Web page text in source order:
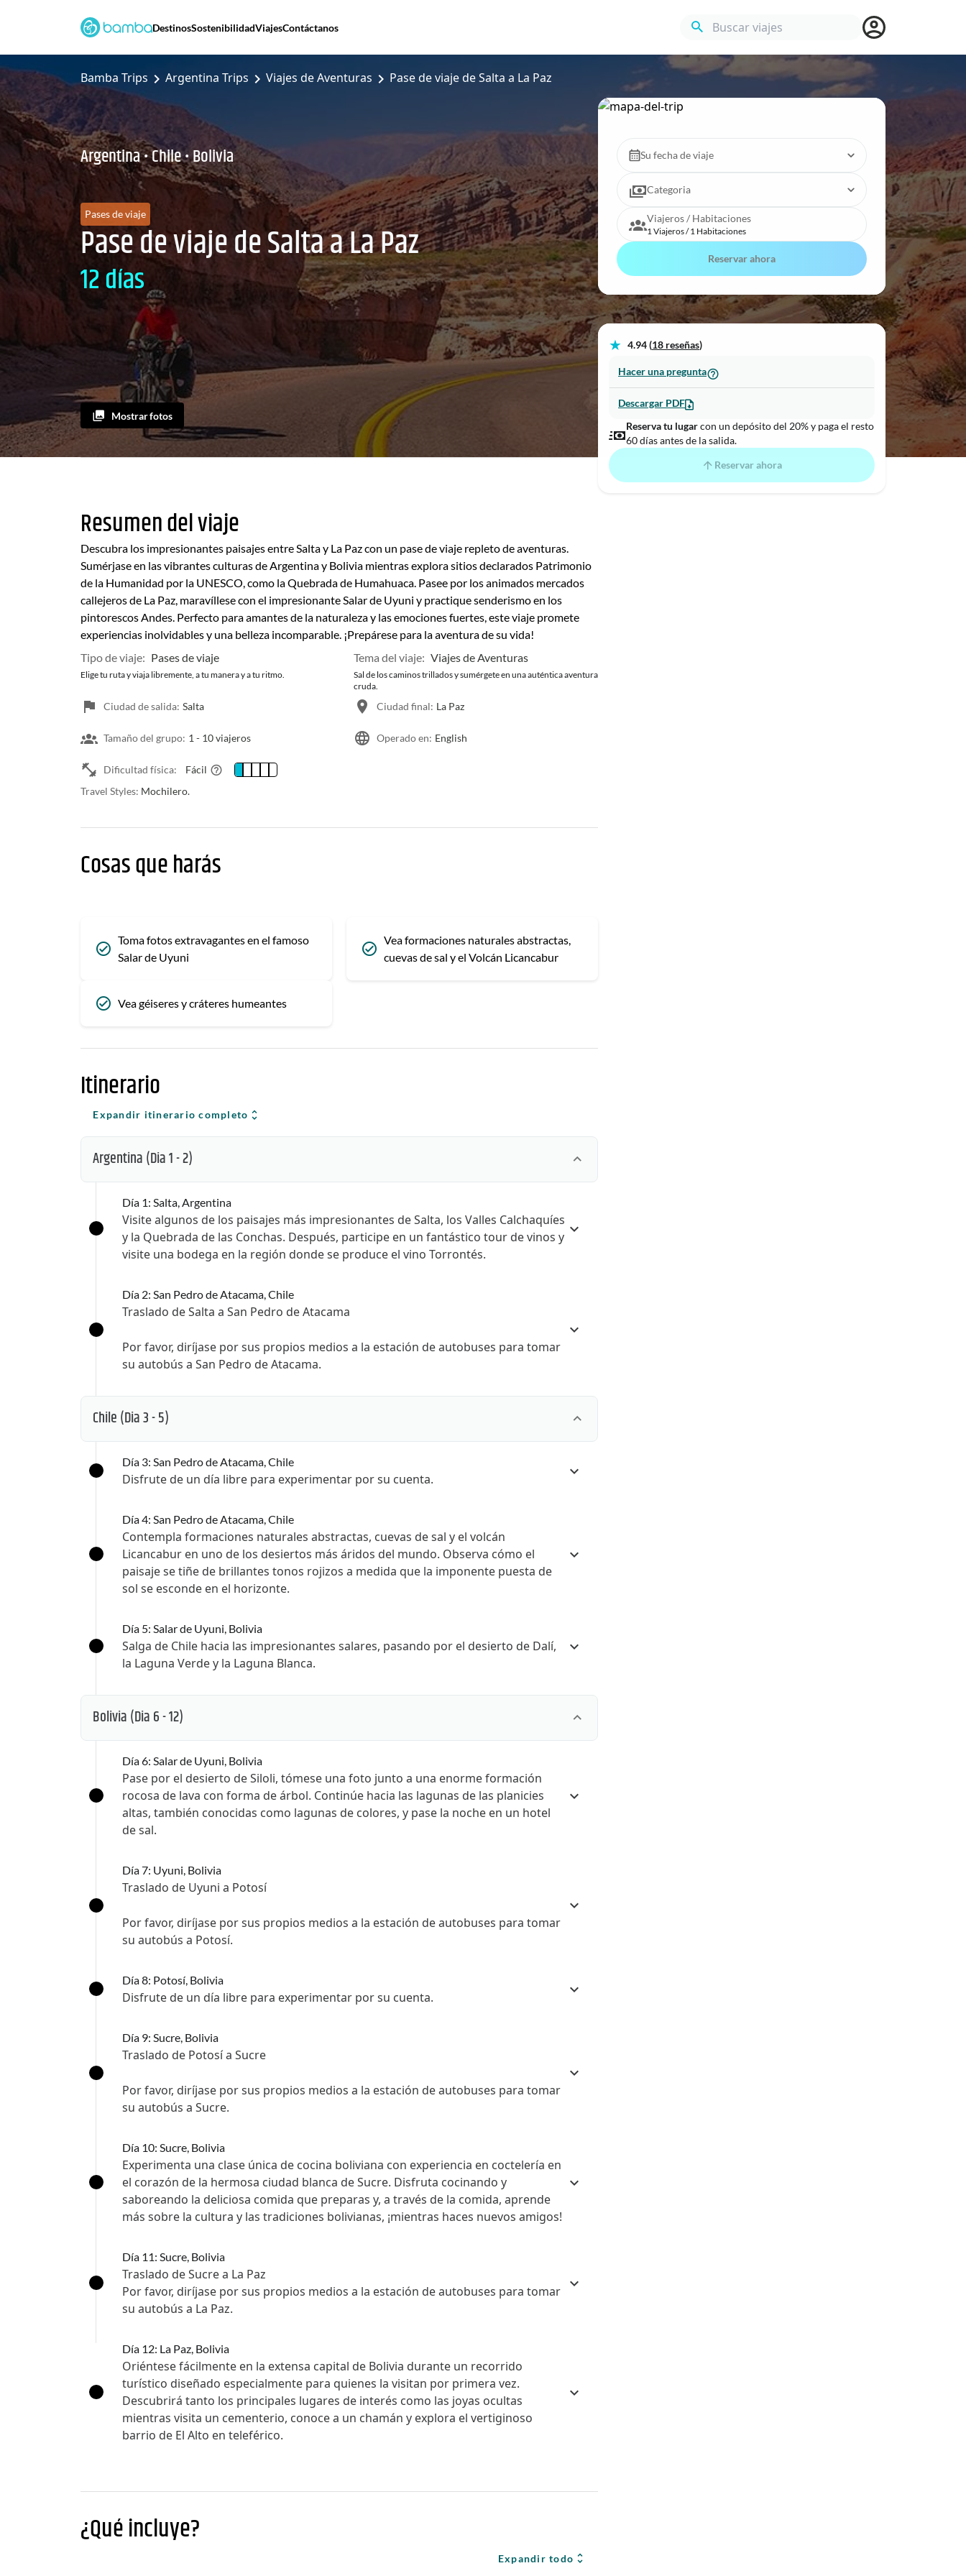
DestinosSostenibilidadViajesContáctanos Buscar viajes
Bamba Trips Argentina Trips Viajes de Aventuras Pase de viaje de Salta a La Paz
Argentina • Chile • Bolivia
Pases de viaje
Pase de viaje de Salta a La Paz
12 días
Mostrar fotos
Resumen del viaje
Descubra los impresionantes paisajes entre Salta y La Paz con un pase de viaje repleto de aventuras.
Sumérjase en las vibrantes culturas de Argentina y Bolivia mientras explora sitios declarados Patrimonio
de la Humanidad por la UNESCO, como la Quebrada de Humahuaca. Pasee por los animados mercados
callejeros de La Paz, maravíllese con el impresionante Salar de Uyuni y practique senderismo en los
pintorescos Andes. Perfecto para amantes de la naturaleza y las emociones fuertes, este viaje promete
experiencias inolvidables y una belleza incomparable. ¡Prepárese para la aventura de su vida!
Tipo de viaje: Pases de viaje
Elige tu ruta y viaja libremente, a tu manera y a tu ritmo.
Tema del viaje: Viajes de Aventuras
Sal de los caminos trillados y sumérgete en una auténtica aventura
cruda.
Ciudad de salida: Salta Ciudad final: La Paz
Tamaño del grupo: 1 - 10 viajeros Operado en: English
Dificultad física:
Fácil
Travel Styles: Mochilero.
Cosas que harás
Toma fotos extravagantes en el famoso
Salar de Uyuni
Vea formaciones naturales abstractas,
cuevas de sal y el Volcán Licancabur
Vea géiseres y cráteres humeantes
Itinerario
Expandir itinerario completo
Argentina(Dia 1 - 2)
Día 1: Salta, Argentina
Visite algunos de los paisajes más impresionantes de Salta, los Valles Calchaquíes
y la Quebrada de las Conchas. Después, participe en un fantástico tour de vinos y
visite una bodega en la región donde se produce el vino Torrontés.
Día 2: San Pedro de Atacama, Chile
Traslado de Salta a San Pedro de Atacama
Por favor, diríjase por sus propios medios a la estación de autobuses para tomar
su autobús a San Pedro de Atacama.
Chile(Dia 3 - 5)
Día 3: San Pedro de Atacama, Chile
Disfrute de un día libre para experimentar por su cuenta.
Día 4: San Pedro de Atacama, Chile
Contempla formaciones naturales abstractas, cuevas de sal y el volcán
Licancabur en uno de los desiertos más áridos del mundo. Observa cómo el
paisaje se tiñe de brillantes tonos rojizos a medida que la imponente puesta de
sol se esconde en el horizonte.
Día 5: Salar de Uyuni, Bolivia
Salga de Chile hacia las impresionantes salares, pasando por el desierto de Dalí,
la Laguna Verde y la Laguna Blanca.
Bolivia(Dia 6 - 12)
Día 6: Salar de Uyuni, Bolivia
Pase por el desierto de Siloli, tómese una foto junto a una enorme formación
rocosa de lava con forma de árbol. Continúe hacia las lagunas de las planicies
altas, también conocidas como lagunas de colores, y pase la noche en un hotel
de sal.
Día 7: Uyuni, Bolivia
Traslado de Uyuni a Potosí
Por favor, diríjase por sus propios medios a la estación de autobuses para tomar
su autobús a Potosí.
Día 8: Potosí, Bolivia
Disfrute de un día libre para experimentar por su cuenta.
Día 9: Sucre, Bolivia
Traslado de Potosí a Sucre
Por favor, diríjase por sus propios medios a la estación de autobuses para tomar
su autobús a Sucre.
Día 10: Sucre, Bolivia
Experimenta una clase única de cocina boliviana con experiencia en coctelería en
el corazón de la hermosa ciudad blanca de Sucre. Disfruta cocinando y
saboreando la deliciosa comida que preparas y, a través de la comida, aprende
más sobre la cultura y las tradiciones bolivianas, ¡mientras haces nuevos amigos!
Día 11: Sucre, Bolivia
Traslado de Sucre a La Paz
Por favor, diríjase por sus propios medios a la estación de autobuses para tomar
su autobús a La Paz.
Día 12: La Paz, Bolivia
Oriéntese fácilmente en la extensa capital de Bolivia durante un recorrido
turístico diseñado especialmente para quienes la visitan por primera vez.
Descubrirá tanto los principales lugares de interés como las joyas ocultas
mientras visita un cementerio, conoce a un chamán y explora el vertiginoso
barrio de El Alto en teleférico.
¿Qué incluye?
Expandir todo
Su fecha de viaje
Categoria
Viajeros / Habitaciones
1 Viajeros / 1 Habitaciones
Reservar ahora
★ 4.94 (18 reseñas)
Hacer una pregunta
Descargar PDF
Reserva tu lugarcon un depósito del 20% y paga el resto
60 días antes de la salida.
Reservar ahora